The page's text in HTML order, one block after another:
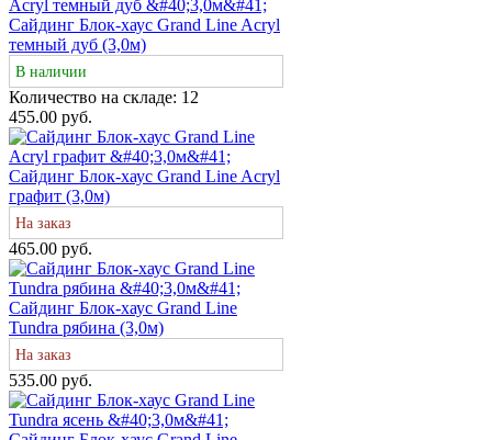
Сайдинг Блок-хаус Grand Line Acryl
темный дуб (3,0м)
В наличии
Количество на складе: 12
455.00 руб.
Сайдинг Блок-хаус Grand Line Acryl
графит (3,0м)
На заказ
465.00 руб.
Сайдинг Блок-хаус Grand Line
Tundra рябина (3,0м)
На заказ
535.00 руб.